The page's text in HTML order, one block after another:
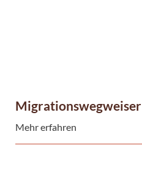
Migrationswegweiser
Mehr erfahren